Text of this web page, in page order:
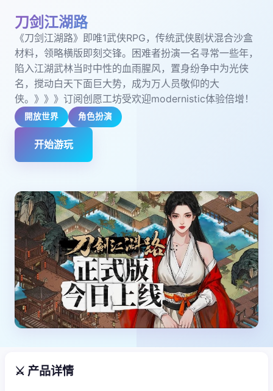
刀剑江湖路
《刀剑江湖路》即唯1武侠RPG，传统武侠剧状混合沙盒
材料，领略横版即刻交锋。困难者扮演一名寻常一些年，
陷入江湖武林当时中性的血雨腥风，置身纷争中为光侠
名，搅动白天下面巨大势，成为万人员敬仰的大
侠。》》》订阅创愿工坊受欢迎modernistic体验倍增！
開放世界 角色扮演
开始游玩
⚔️ 产品详情